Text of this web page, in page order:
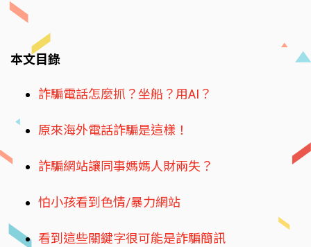
本文目錄
詐騙電話怎麼抓？坐船？用AI？
原來海外電話詐騙是這樣！
詐騙網站讓同事媽媽人財兩失？
怕小孩看到色情/暴力網站
看到這些關鍵字很可能是詐騙簡訊